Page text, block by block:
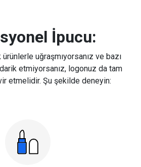
İpucu:
uğraşmıyorsanız ve bazı
etmiyorsanız, logonuz da tam
etmelidir. Şu şekilde deneyin: